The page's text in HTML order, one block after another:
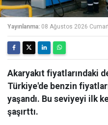
Yayınlanma: 08 Ağustos 2026
Akaryakıt fiyatlarındaki
Türkiye'de benzin
yaşandı. Bu seviyeyi ilk
şaşırttı.